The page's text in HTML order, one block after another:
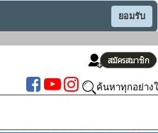
ยอมรับ
ค้นหาทุกอย่าง